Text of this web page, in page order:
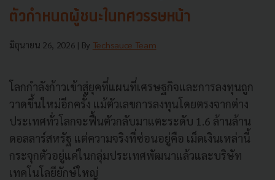
ตัวกำหนดผู้ชนะในทศวรรษหน้า
มิถุนายน 26, 2026 | By Techsauce Team
โลกกำลังก้าวเข้าสู่ยุคที่แผนที่เศรษฐกิจและการลงทุนถูก
วาดขึ้นใหม่อีกครั้ง แม้ตัวเลขการลงทุนโดยตรงจากต่าง
ประเทศทั่วโลกจะฟื้นตัวกลับมาแตะระดับ 1.6 ล้านล้าน
ดอลลาร์สหรัฐ แต่ความจริงที่ซ่อนอยู่คือ เม็ดเงินเหล่านี้
กระจุกตัวอยู่แค่ในกลุ่มประเทศพัฒนาแล้วและบริษัท
เทคโนโลยียักษ์ใหญ่